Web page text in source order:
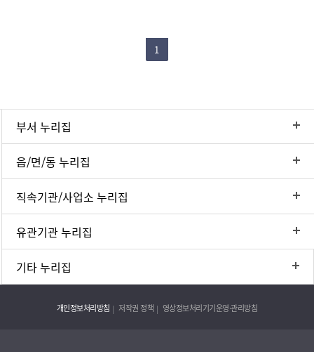
1
부서 누리집
읍/면/동 누리집
직속기관/사업소 누리집
유관기관 누리집
기타 누리집
개인정보처리방침 저작권 정책 영상정보처리기기운영·관리방침